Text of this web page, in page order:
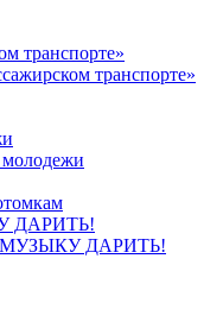
транспорте»
ДАРИТЬ!